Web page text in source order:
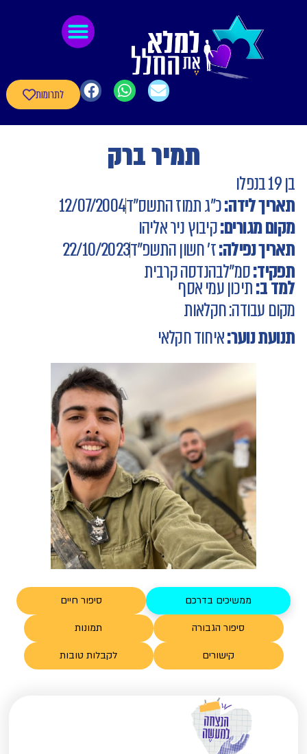
לתרומות
תמיר ברק
בן 19 בנפלו
תאריך לידה:כ"ג תמוז התשס"ד12/07/2004
מקום מגורים:קיבוץ ניר אליהו
תאריך נפילה:ז' חשון התשפ"ד22/10/2023
תפקיד:סמ"לבהנדסה קרבית
למד ב:תיכון עמי אסף
מקום עבודה: חקלאות
תנועת נוער:איחוד חקלאי
ממשיכים בדרכם סיפור חיים
סיפור הגבורה תמונות
קישורים לקבלות טובות